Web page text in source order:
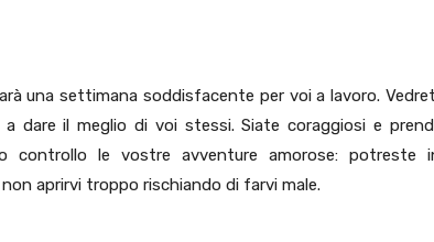
una settimana soddisfacente per voi a lavoro.
dare il meglio di voi stessi. Siate coraggiosi e
controllo le vostre avventure amorose: potreste
aprirvi troppo rischiando di farvi male.